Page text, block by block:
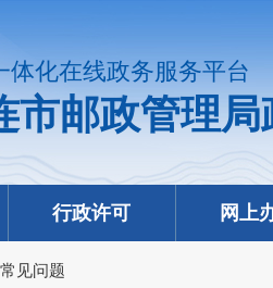
体化在线政务服务平台
市邮政管理
行政许可 网上
常见问题